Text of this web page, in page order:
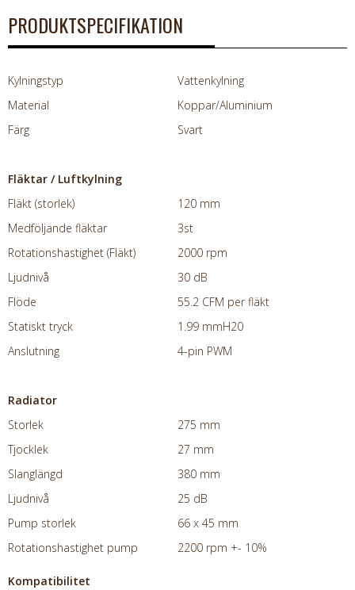
PRODUKTSPECIFIKATION
Kylningstyp
Vattenkylning
Material
Koppar/Aluminium
Färg
Svart
Fläktar / Luftkylning
Fläkt (storlek)
120 mm
Medföljande fläktar
3st
Rotationshastighet (Fläkt)
2000 rpm
Ljudnivå
30 dB
Flöde
55.2 CFM per fläkt
Statiskt tryck
1.99 mmH20
Anslutning
4-pin PWM
Radiator
Storlek
275 mm
Tjocklek
27 mm
Slanglängd
380 mm
Ljudnivå
25 dB
Pump storlek
66 x 45 mm
Rotationshastighet pump
2200 rpm +- 10%
Kompatibilitet